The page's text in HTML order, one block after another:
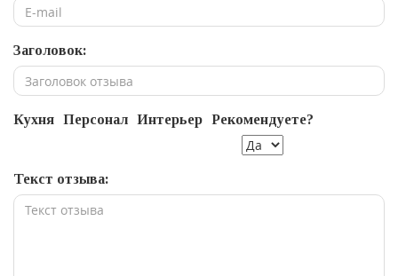
Заголовок:
Кухня Персонал Интерьер Рекомендуете?
Текст отзыва: